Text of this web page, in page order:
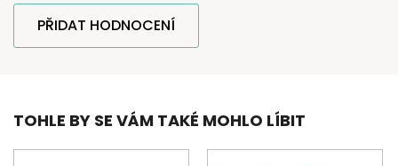
PŘIDAT HODNOCENÍ
TOHLE BY SE VÁM TAKÉ MOHLO LÍBIT